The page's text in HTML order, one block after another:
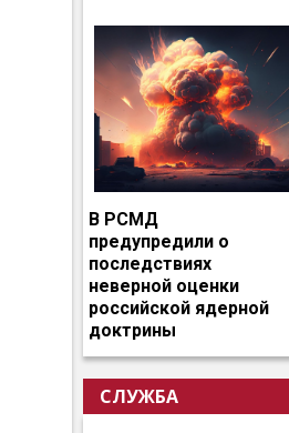
В РСМД
предупредили о
последствиях
неверной оценки
российской ядерной
доктрины
СЛУЖБА